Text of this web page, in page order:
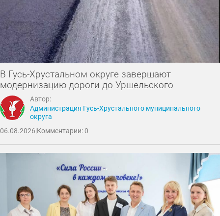
В Гусь-Хрустальном округе завершают
модернизацию дороги до Уршельского
Автор:
Администрация Гусь-Хрустального муниципального
округа
06.08.2026|Комментарии: 0